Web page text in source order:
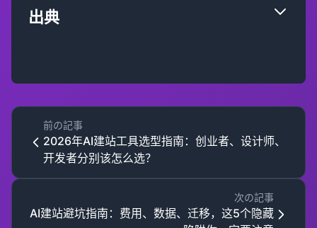
出典
前の記事
2026年AI建站工具选型指南：创业者、设计师、
开发者分别该怎么选？
次の記事
AI建站避坑指南：费用、数据、迁移，这5个隐藏